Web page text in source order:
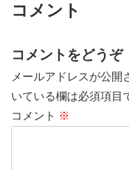
コメント
コメントをどうぞ
メールアドレスが公開
いている欄は必須項目
コメント ※